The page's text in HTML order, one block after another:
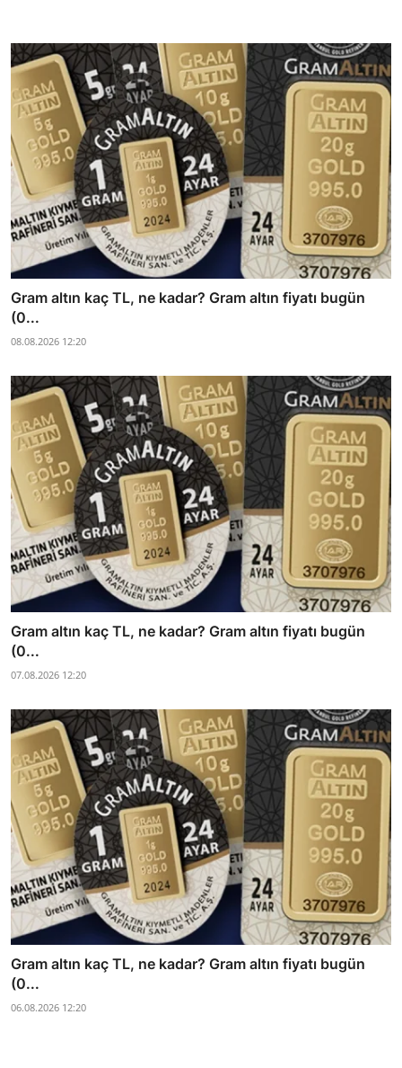
Gram altın kaç TL, ne kadar? Gram altın fiyatı bugün
(0...
08.08.2026 12:20
Gram altın kaç TL, ne kadar? Gram altın fiyatı bugün
(0...
07.08.2026 12:20
Gram altın kaç TL, ne kadar? Gram altın fiyatı bugün
(0...
06.08.2026 12:20